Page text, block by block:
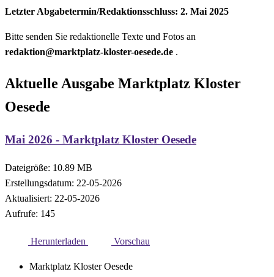
Letzter Abgabetermin/Redaktionsschluss: 2. Mai 2025
Bitte senden Sie redaktionelle Texte und Fotos an
redaktion@marktplatz-kloster-oesede.de .
Aktuelle Ausgabe Marktplatz Kloster
Oesede
Mai 2026 - Marktplatz Kloster Oesede
Dateigröße: 10.89 MB
Erstellungsdatum: 22-05-2026
Aktualisiert: 22-05-2026
Aufrufe: 145
Herunterladen Vorschau
Marktplatz Kloster Oesede